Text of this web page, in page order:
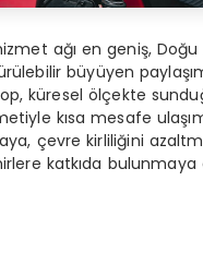
ağı en geniş, Doğu
büyüyen
küresel ölçekte
kısa mesafe
çevre kirliliğini
katkıda